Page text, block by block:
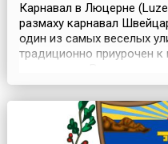
Карнавал в Люцерне
размаху карнавал
один из самых веселых
традиционно приурочен
называют Швейцарской
конце зимы этот веселый
улицы и площади